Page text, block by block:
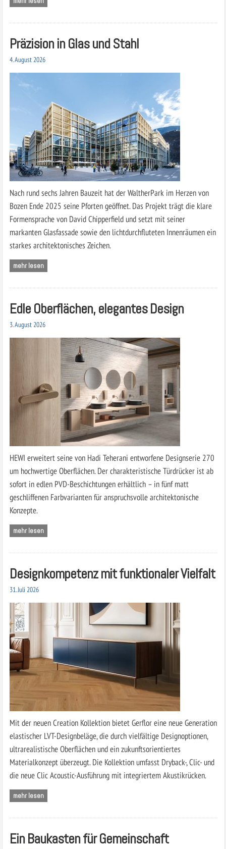
Präzision in Glas und Stahl
4. August 2026
Nach rund sechs Jahren Bauzeit hat der WaltherPark im Herzen von
Bozen Ende 2025 seine Pforten geöffnet. Das Projekt trägt die klare
Formensprache von David Chipperfield und setzt mit seiner
markanten Glasfassade sowie den lichtdurchfluteten Innenräumen ein
starkes architektonisches Zeichen.
mehr lesen
Edle Oberflächen, elegantes Design
3. August 2026
HEWI erweitert seine von Hadi Teherani entworfene Designserie 270
um hochwertige Oberflächen. Der charakteristische Türdrücker ist ab
sofort in edlen PVD-Beschichtungen erhältlich – in fünf matt
geschliffenen Farbvarianten für anspruchsvolle architektonische
Konzepte.
mehr lesen
Designkompetenz mit funktionaler Vielfalt
31. Juli 2026
Mit der neuen Creation Kollektion bietet Gerflor eine neue Generation
elastischer LVT-Designbeläge, die durch vielfältige Designoptionen,
ultrarealistische Oberflächen und ein zukunftsorientiertes
Materialkonzept überzeugt. Die Kollektion umfasst Dryback-, Clic- und
die neue Clic Acoustic-Ausführung mit integriertem Akustikrücken.
mehr lesen
Ein Baukasten für Gemeinschaft